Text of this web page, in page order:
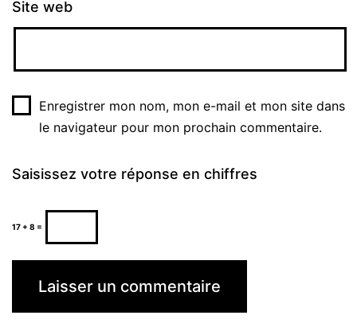
Site web
Enregistrer mon nom, mon e-mail et mon site dans
le navigateur pour mon prochain commentaire.
Saisissez votre réponse en chiffres
17 + 8 =